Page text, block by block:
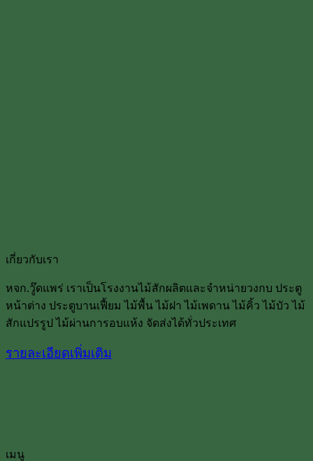
เกี่ยวกับเรา
หจก.วู๊ดแพร่ เราเป็นโรงงานไม้สักผลิตและจำหน่ายวงกบ ประตู
หน้าต่าง ประตูบานเฟื้ยม ไม้พื้น ไม้ฝา ไม้เพดาน ไม้คิ้ว ไม้บัว ไม้
สักแปรรูป ไม้ผ่านการอบแห้ง จัดส่งได้ทั่วประเทศ
รายละเอียดเพิ่มเติม
เมนู